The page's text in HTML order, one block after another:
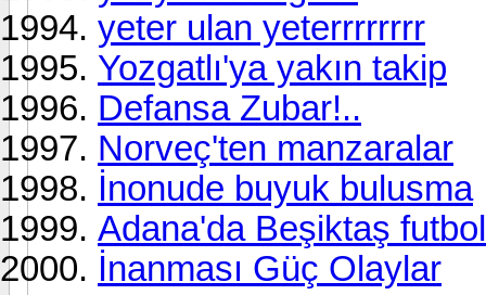
yeter ulan yeterrrrrrrr
Yozgatlı'ya yakın takip
Defansa Zubar!..
Norveç'ten manzaralar
İnonude buyuk bulusma
Adana'da Beşiktaş futbol
İnanması Güç Olaylar